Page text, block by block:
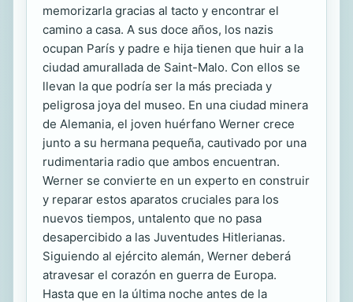
memorizarla gracias al tacto y encontrar el
camino a casa. A sus doce años, los nazis
ocupan París y padre e hija tienen que huir a la
ciudad amurallada de Saint-Malo. Con ellos se
llevan la que podría ser la más preciada y
peligrosa joya del museo. En una ciudad minera
de Alemania, el joven huérfano Werner crece
junto a su hermana pequeña, cautivado por una
rudimentaria radio que ambos encuentran.
Werner se convierte en un experto en construir
y reparar estos aparatos cruciales para los
nuevos tiempos, untalento que no pasa
desapercibido a las Juventudes Hitlerianas.
Siguiendo al ejército alemán, Werner deberá
atravesar el corazón en guerra de Europa.
Hasta que en la última noche antes de la